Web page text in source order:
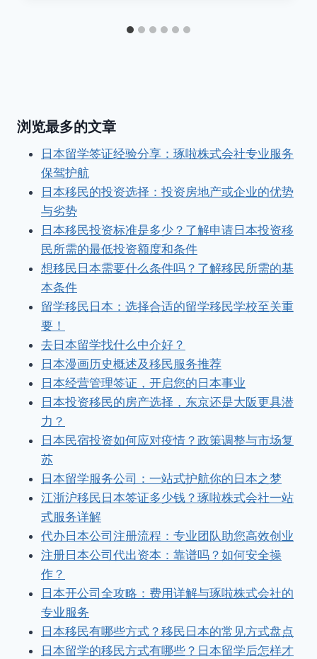
浏览最多的文章
日本留学签证经验分享：琢啦株式会社专业服务
保驾护航
日本移民的投资选择：投资房地产或企业的优势
与劣势
日本移民投资标准是多少？了解申请日本投资移
民所需的最低投资额度和条件
想移民日本需要什么条件吗？了解移民所需的基
本条件
留学移民日本：选择合适的留学移民学校至关重
要！
去日本留学找什么中介好？
日本漫画历史概述及移民服务推荐
日本经营管理签证，开启您的日本事业
日本投资移民的房产选择，东京还是大阪更具潜
力？
日本民宿投资如何应对疫情？政策调整与市场复
苏
日本留学服务公司：一站式护航你的日本之梦
江浙沪移民日本签证多少钱？琢啦株式会社一站
式服务详解
代办日本公司注册流程：专业团队助您高效创业
注册日本公司代出资本：靠谱吗？如何安全操
作？
日本开公司全攻略：费用详解与琢啦株式会社的
专业服务
日本移民有哪些方式？移民日本的常见方式盘点
日本留学的移民方式有哪些？日本留学后怎样才